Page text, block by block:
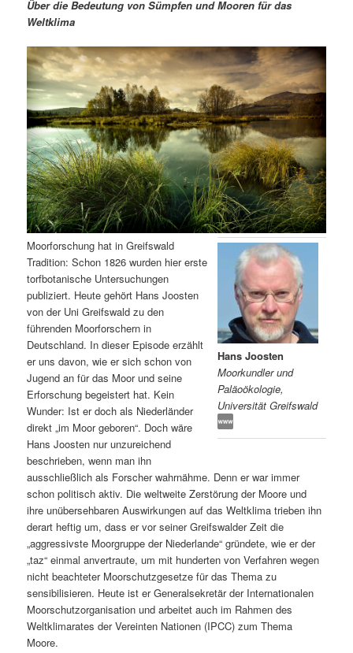
r
e
n
I
n
h
a
s
p
r
i
n
g
e
n
d
ä
r
e
n
I
n
l
t
s
p
r
i
n
g
e
n
a
g
a
t
i
o
n
Über die Bedeutung von Sümpfen und Mooren für das
Weltklima
Hans Joosten
Moorkundler und
Paläoökologie,
Universität Greifswald
Moorforschung hat in Greifswald
Tradition: Schon 1826 wurden hier erste
torfbotanische Untersuchungen
publiziert. Heute gehört Hans Joosten
von der Uni Greifswald zu den
führenden Moorforschern in
Deutschland. In dieser Episode erzählt
er uns davon, wie er sich schon von
Jugend an für das Moor und seine
Erforschung begeistert hat. Kein
Wunder: Ist er doch als Niederländer
direkt „im Moor geboren“. Doch wäre
Hans Joosten nur unzureichend
beschrieben, wenn man ihn
ausschließlich als Forscher wahrnähme. Denn er war immer
schon politisch aktiv. Die weltweite Zerstörung der Moore und
ihre unübersehbaren Auswirkungen auf das Weltklima trieben ihn
derart heftig um, dass er vor seiner Greifswalder Zeit die
„aggressivste Moorgruppe der Niederlande“ gründete, wie er der
„taz“ einmal anvertraute, um mit hunderten von Verfahren wegen
nicht beachteter Moorschutzgesetze für das Thema zu
sensibilisieren. Heute ist er Generalsekretär der Internationalen
Moorschutzorganisation und arbeitet auch im Rahmen des
Weltklimarates der Vereinten Nationen (IPCC) zum Thema
Moore.